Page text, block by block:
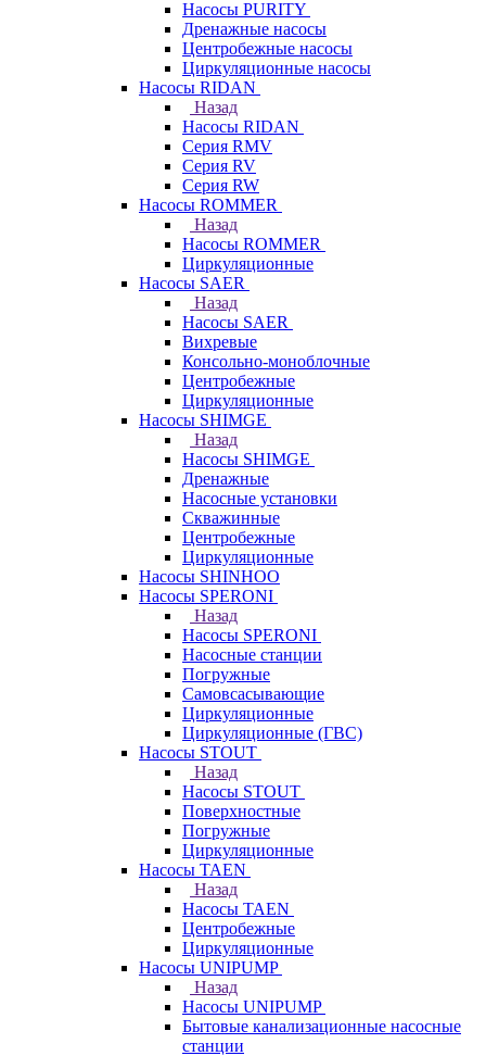
Насосы PURITY
Дренажные насосы
Центробежные насосы
Циркуляционные насосы
Насосы RIDAN
Назад
Насосы RIDAN
Серия RMV
Серия RV
Серия RW
Насосы ROMMER
Назад
Насосы ROMMER
Циркуляционные
Насосы SAER
Назад
Насосы SAER
Вихревые
Консольно-моноблочные
Центробежные
Циркуляционные
Насосы SHIMGE
Назад
Насосы SHIMGE
Дренажные
Насосные установки
Скважинные
Центробежные
Циркуляционные
Насосы SHINHOO
Насосы SPERONI
Назад
Насосы SPERONI
Насосные станции
Погружные
Самовсасывающие
Циркуляционные
Циркуляционные (ГВС)
Насосы STOUT
Назад
Насосы STOUT
Поверхностные
Погружные
Циркуляционные
Насосы TAEN
Назад
Насосы TAEN
Центробежные
Циркуляционные
Насосы UNIPUMP
Назад
Насосы UNIPUMP
Бытовые канализационные насосные
станции